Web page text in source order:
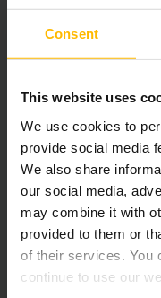
Consent
This website uses
We use cookies to
provide social media
We also share
our social media,
may combine it with
provided to them or
of their services. You
continue to use our
Rok výroby baterie
Rok
Nosnost
Motohodiny
Délka vidlí
Typ pohonu
Sériové číslo